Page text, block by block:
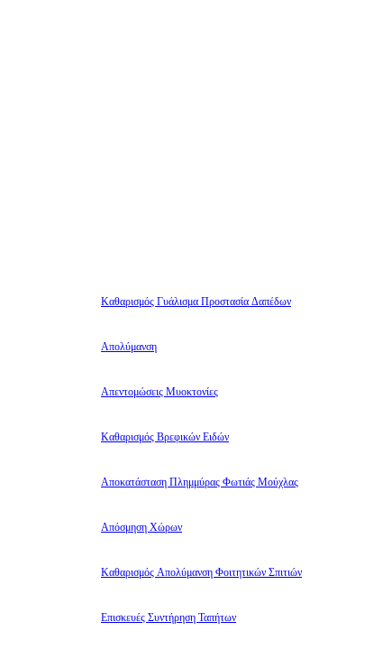
Καθαρισμός Γυάλισμα Προστασία Δαπέδων
Απολύμανση
Απεντομώσεις Μυοκτονίες
Καθαρισμός Βρεφικών Ειδών
Αποκατάσταση Πλημμύρας Φωτιάς Μούχλας
Απόσμηση Χώρων
Καθαρισμός Απολύμανση Φοιτητικών Σπιτιών
Επισκευές Συντήρηση Ταπήτων